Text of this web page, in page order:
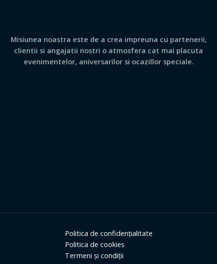
Misiunea noastra este de a crea impreuna cu partenerii,
clientii si angajatii nostri o atmosfera cat mai placuta
evenimentelor, aniversarilor si ocazillor speciale.
Politica de confidențialitate
Politica de cookies
Termeni și condiții